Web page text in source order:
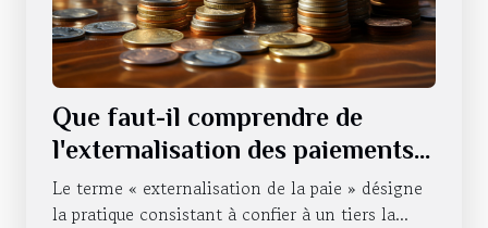
Que faut-il comprendre de
l'externalisation des paiements
d'une entreprise ?
Le terme « externalisation de la paie » désigne
la pratique consistant à confier à un tiers la...